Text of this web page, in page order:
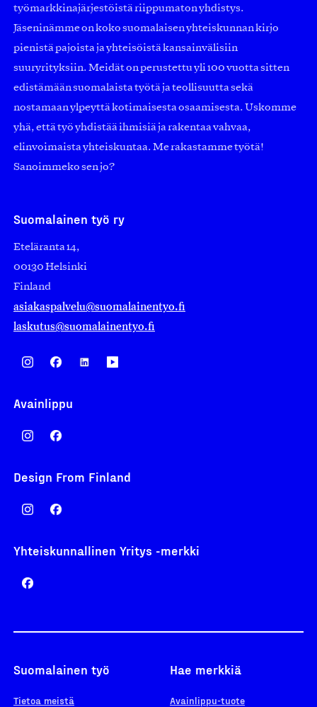
työmarkkinajärjestöistä riippumaton yhdistys.
Jäseninämme on koko suomalaisen yhteiskunnan kirjo
pienistä pajoista ja yhteisöistä kansainvälisiin
suuryrityksiin. Meidät on perustettu yli 100 vuotta sitten
edistämään suomalaista työtä ja teollisuutta sekä
nostamaan ylpeyttä kotimaisesta osaamisesta. Uskomme
yhä, että työ yhdistää ihmisiä ja rakentaa vahvaa,
elinvoimaista yhteiskuntaa. Me rakastamme työtä!
Sanoimmeko sen jo?
Suomalainen työ ry
Eteläranta 14,
00130 Helsinki
Finland
asiakaspalvelu@suomalainentyo.fi
laskutus@suomalainentyo.fi
Avainlippu
Design From Finland
Yhteiskunnallinen Yritys -merkki
Suomalainen työ
Tietoa meistä
Hae merkkiä
Avainlippu-tuote